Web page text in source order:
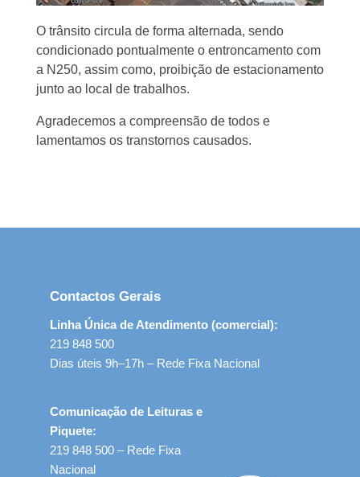
O trânsito circula de forma alternada, sendo
condicionado pontualmente o entroncamento com
a N250, assim como, proibição de estacionamento
junto ao local de trabalhos.
Agradecemos a compreensão de todos e
lamentamos os transtornos causados.
Contactos Gerais
Linha Única de Atendimento (comercial):
219 848 500
Dias úteis 9h–17h – Rede Fixa Nacional
Comunicação de Leituras e
Piquete:
219 848 500 – Rede Fixa
Nacional